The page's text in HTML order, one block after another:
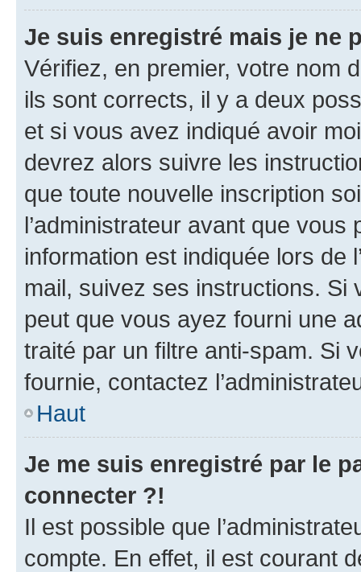
Je suis enregistré mais je ne
Vérifiez, en premier, votre nom
ils sont corrects, il y a deux
et si vous avez indiqué avoir
devrez alors suivre les
que toute nouvelle inscription
l’administrateur avant que
information est indiquée lors de
mail, suivez ses instructions. Si
peut que vous ayez fourni une
traité par un filtre anti-spam. Si
fournie, contactez
Haut
Je me suis enregistré par le
connecter ?!
Il est possible que
compte. En effet, il est courant